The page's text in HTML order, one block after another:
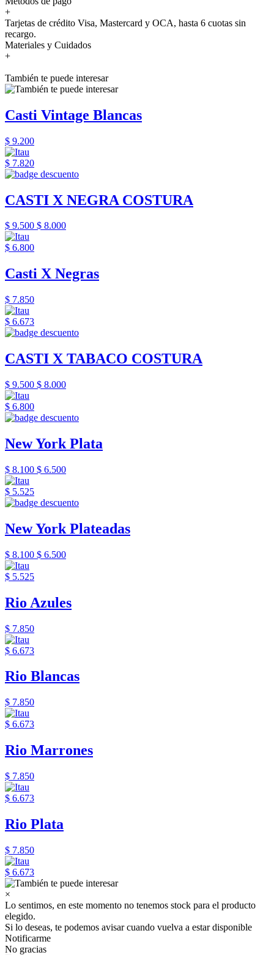
+
Tarjetas de crédito Visa, Mastercard y OCA, hasta 6 cuotas sin
recargo.
Materiales y Cuidados
+
También te puede interesar
Casti Vintage Blancas
$ 9.200
$ 7.820
CASTI X NEGRA COSTURA
$ 9.500 $ 8.000
$ 6.800
Casti X Negras
$ 7.850
$ 6.673
CASTI X TABACO COSTURA
$ 9.500 $ 8.000
$ 6.800
New York Plata
$ 8.100 $ 6.500
$ 5.525
New York Plateadas
$ 8.100 $ 6.500
$ 5.525
Rio Azules
$ 7.850
$ 6.673
Rio Blancas
$ 7.850
$ 6.673
Rio Marrones
$ 7.850
$ 6.673
Rio Plata
$ 7.850
$ 6.673
×
Lo sentimos, en este momento no tenemos stock para el producto
elegido.
Si lo deseas, te podemos avisar cuando vuelva a estar disponible
Notificarme
No gracias